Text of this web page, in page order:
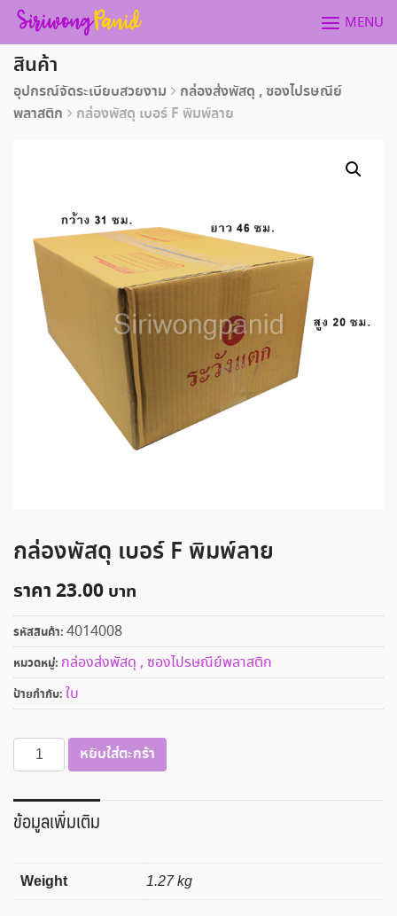
Skip
content
MENU
สินค้า
อุปกรณ์จัดระเบียบสวยงาม
กล่องส่งพัสดุ , ซองไปรษณีย์
พลาสติก
กล่องพัสดุ เบอร์ F พิมพ์ลาย
กล่องพัสดุ เบอร์ F พิมพ์ลาย
ราคา23.00
รหัสสินค้า: 4014008
หมวดหมู่: กล่องส่งพัสดุ , ซองไปรษณีย์พลาสติก
ป้ายกำกับ: ใบ
จำนวน
กล่อง
เบอร์
F
พิมพ์
ลาย
ชิ้น
หยิบใส่ตะกร้า
ข้อมูลเพิ่มเติม
Weight 1.27 kg